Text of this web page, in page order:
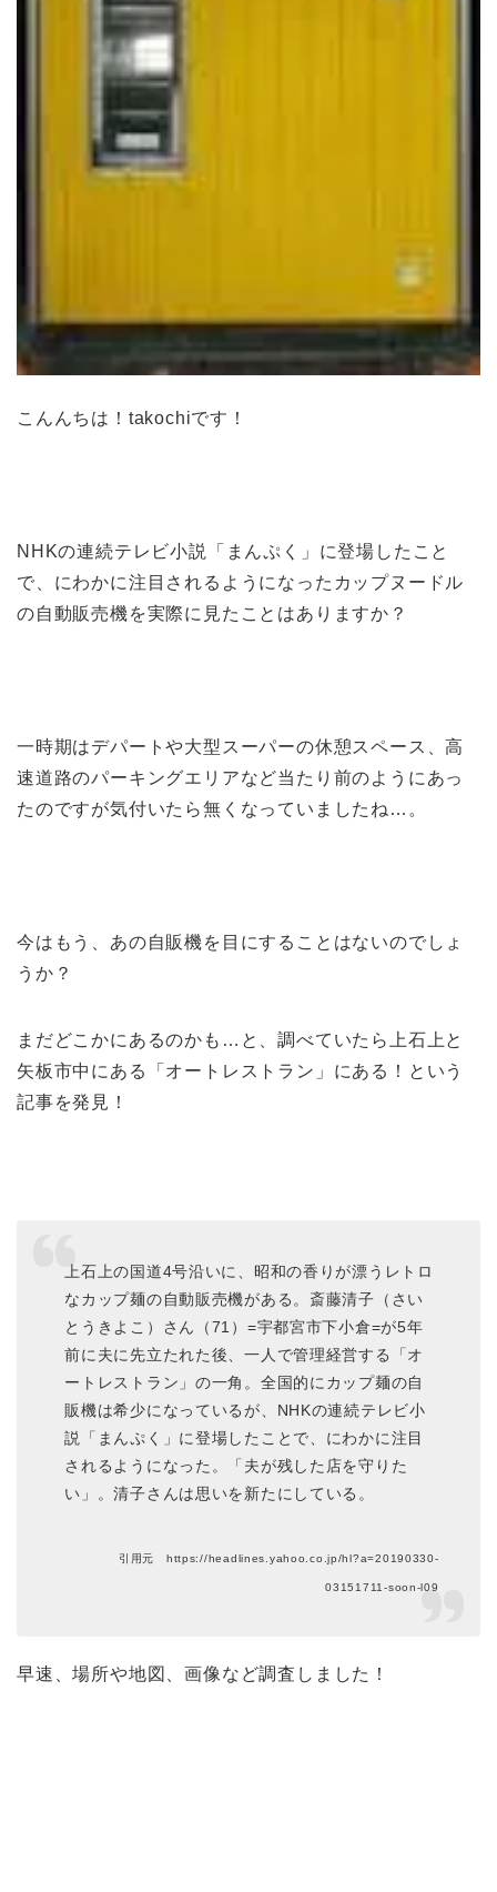
こんんちは！takochiです！
NHKの連続テレビ小説 「 まんぷく
」に登場したこと
で、にわかに注目されるようになったカップヌードル
の自動販売機を実際に見たことはありますか？
一時期はデパートや大型スーパーの休憩スペース、高
速道路のパーキングエリアなど当たり前のようにあっ
たのですが気付いたら無くなっていましたね…。
今はもう、あの自販機を目にすることはないのでしょ
うか？
まだどこかにあるのかも…と、調べていたら上石上と
矢板市中にある「オートレストラン」にある！という
記事を発見！
上石上の国道4号沿いに、昭和の香りが漂うレトロ
なカップ麺の自動販売機がある。斎藤清子（さい
とうきよこ）さん（71）=宇都宮市下小倉=が5年
前に夫に先立たれた後、一人で管理経営する「オ
ートレストラン」の一角。全国的にカップ麺の自
販機は希少になっているが、NHKの連続テレビ小
説 「 まんぷく
」に登場したことで、にわかに注目
されるようになった。「夫が残した店を守りた
い」。清子さんは思いを新たにしている。
引用元 https://headlines.yahoo.co.jp/hl?a=20190330-
03151711-soon-l09
早速、場所や地図、画像など調査しました！